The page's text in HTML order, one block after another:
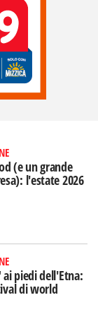
(e un grande
l'estate 2026
piedi dell'Etna:
di world